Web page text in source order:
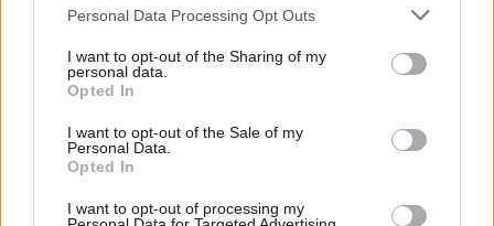
Please note that this website/app uses one or more Google
not limited to your visit or usage behaviour. You may click to
grant or deny consent to Google and its third-party tags to
use your data for below specified purposes in below Google
consent section.
Personal Data Processing Opt Outs
I want to opt-out of the Sharing of my
personal data.
Opted In
I want to opt-out of the Sale of my
Personal Data.
Opted In
I want to opt-out of processing my